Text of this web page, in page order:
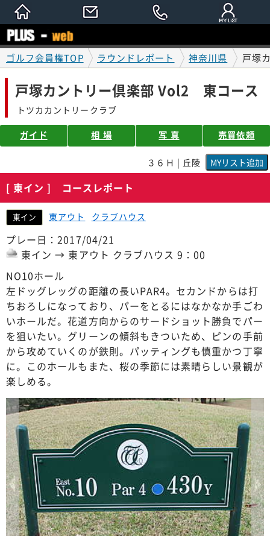
ゴルフ会員権TOP ラウンドレポート 神奈川県 戸塚
戸塚カントリー倶楽部 Vol2 東コース
トツカカントリークラブ
ガイド 相 場 写 真 売買依頼
３６Ｈ | 丘陵
[ 東イン ] コースレポート
東イン 東アウト クラブハウス
プレー日：2017/04/21
東イン → 東アウト クラブハウス 9：00
NO10ホール
左ドッグレッグの距離の長いPAR4。セカンドからは打
ちおろしになっており、パーをとるにはなかなか手ごわ
いホールだ。花道方向からのサードショット勝負でパー
を狙いたい。グリーンの傾斜もきついため、ピンの手前
から攻めていくのが鉄則。パッティングも慎重かつ丁寧
に。このホールもまた、桜の季節には素晴らしい景観が
楽しめる。